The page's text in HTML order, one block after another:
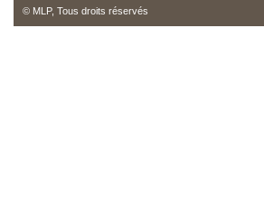
© MLP, Tous droits réservés